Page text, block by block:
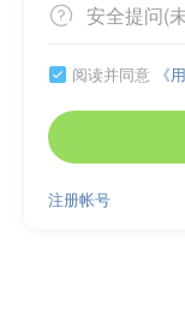
 安全提问(
 阅读并同意 《
注册帐号